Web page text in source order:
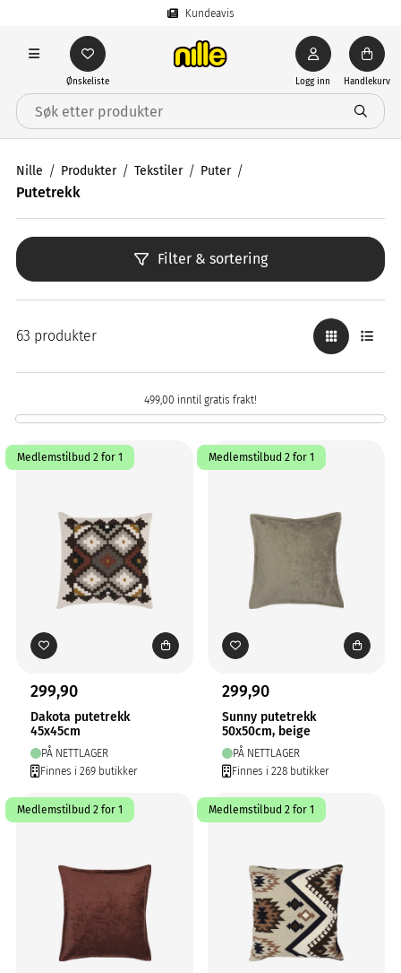
Kundeavis
Ønskeliste Logg inn Handlekurv
Nille Produkter Tekstiler Puter
Putetrekk
Filter & sortering
63 produkter
499,00 inntil gratis frakt!
Medlemstilbud 2 for 1
299,90
Dakota putetrekk
45x45cm
PÅ NETTLAGER
Finnes i 269 butikker
Medlemstilbud 2 for 1
299,90
Sunny putetrekk
50x50cm, beige
PÅ NETTLAGER
Finnes i 228 butikker
Medlemstilbud 2 for 1 Medlemstilbud 2 for 1